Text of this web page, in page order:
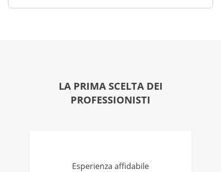
LA PRIMA SCELTA DEI
PROFESSIONISTI
Esperienza affidabile